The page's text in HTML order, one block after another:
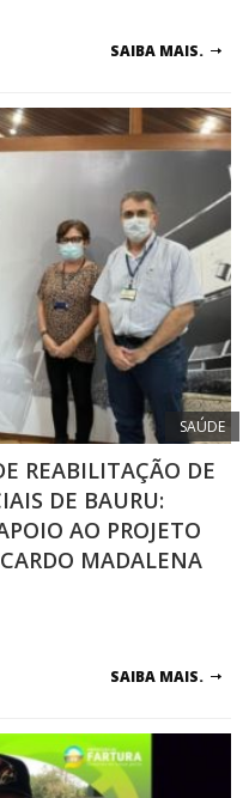
SAIBA MAIS.
SAÚDE
REABILITAÇÃO DE
DE BAURU:
AO PROJETO
MADALENA
SAIBA MAIS.